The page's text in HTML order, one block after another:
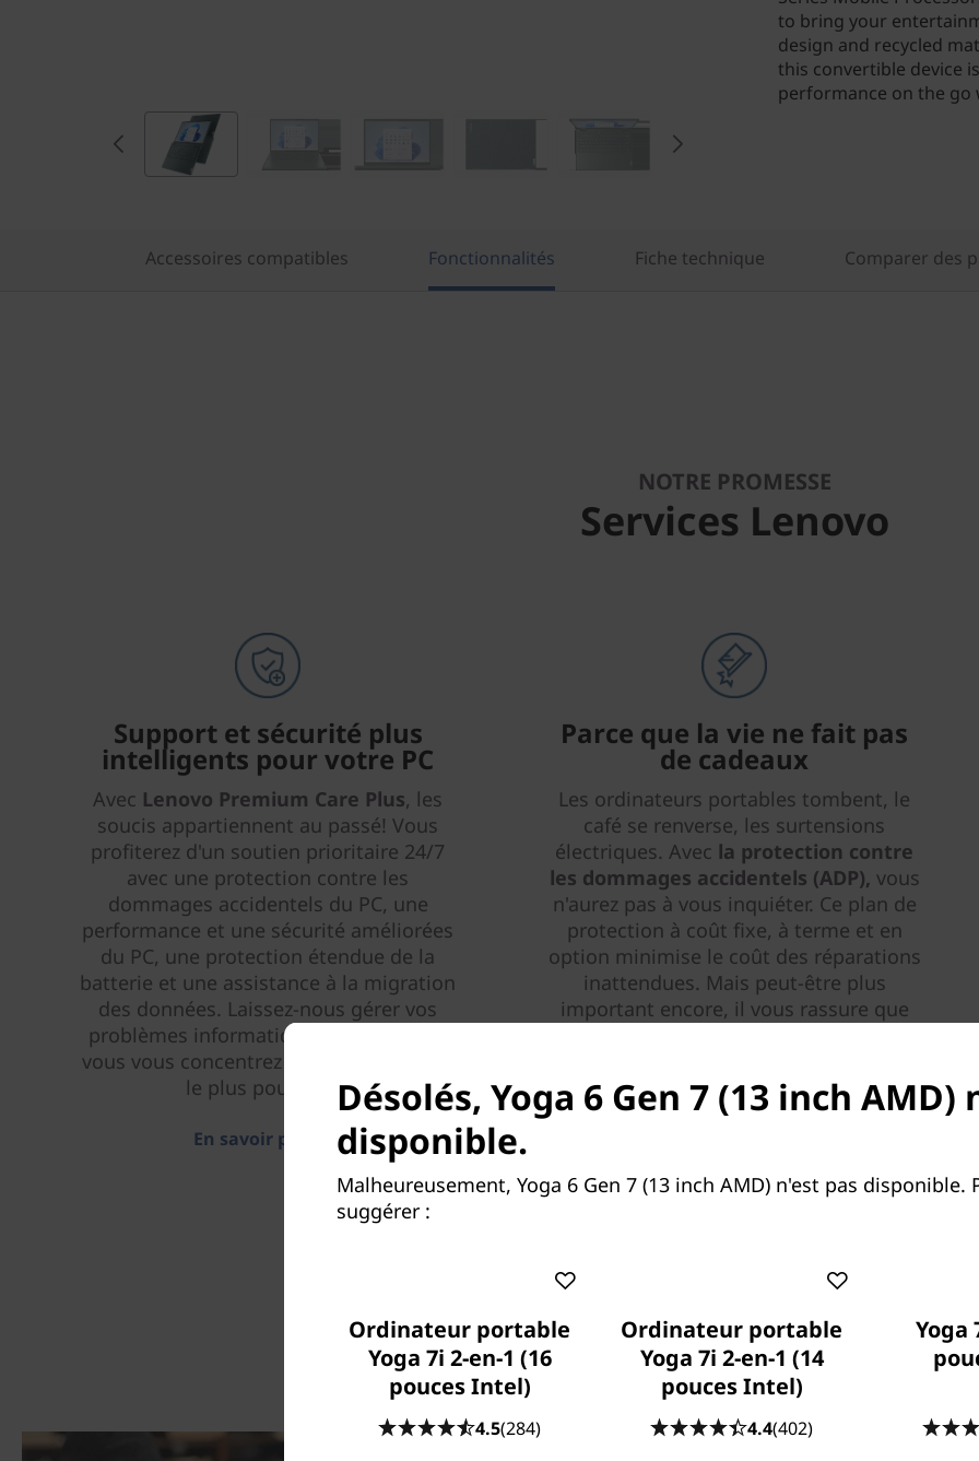
to bring your
design and recycled
this convertible device
performance on the
Accessoires compatibles Fonctionnalités Fiche technique Comparer des
NOTRE PROMESSE
Services Lenovo
Support et sécurité plus
intelligents pour votre PC
Avec Lenovo Premium Care Plus, les
soucis appartiennent au passé! Vous
profiterez d'un soutien prioritaire 24/7
avec une protection contre les
dommages accidentels du PC, une
performance et une sécurité améliorées
du PC, une protection étendue de la
batterie et une assistance à la migration
des données. Laissez-nous gérer vos
problèmes informatiques pendant que
vous vous concentrez sur ce qui compte
le plus pour vous.
En savoir plus > >
Parce que la vie ne fait pas
de cadeaux
Les ordinateurs portables tombent, le
café se renverse, les surtensions
électriques. Avec la protection contre
les dommages accidentels (ADP), vous
n'aurez pas à vous inquiéter. Ce plan de
protection à coût fixe, à terme et en
option minimise le coût des réparations
inattendues. Mais peut-être plus
important encore, il vous rassure que
Désolés, Yoga 6 Gen 7 (13 inch AMD)
disponible.
Malheureusement, Yoga 6 Gen 7 (13 inch AMD) n'est pas disponible.
suggérer :
Ordinateur portable
Yoga 7i 2-en-1 (16
pouces Intel)
4.5(284)
Ordinateur portable
Yoga 7i 2-en-1 (14
pouces Intel)
4.4(402)
Yoga